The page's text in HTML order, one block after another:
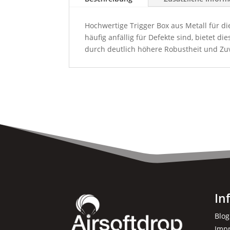
Hochwertige Trigger Box aus Metall für
häufig anfällig für Defekte sind, bietet
durch deutlich höhere Robustheit und
Blog